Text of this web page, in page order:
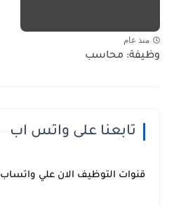
منذ عام
وظيفة: محاسب
تابعنا على واتس اب
قنوات التوظيف الان علي واتساب